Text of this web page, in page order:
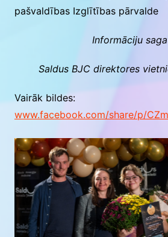
pašvaldības Izglītības pārvalde
Informāciju
Saldus BJC direktores
Vairāk bildes:
www.facebook.com/share/p/